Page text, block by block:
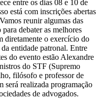
entre os dias 08 e 10 de
está com inscrições abertas
reunir algumas das
debater as melhores
diretamente o exercício do
entidade patronal. Entre
do evento estão Alexandre
do STF (Supremo
filósofo e professor de
será realizada programação
de advogados.